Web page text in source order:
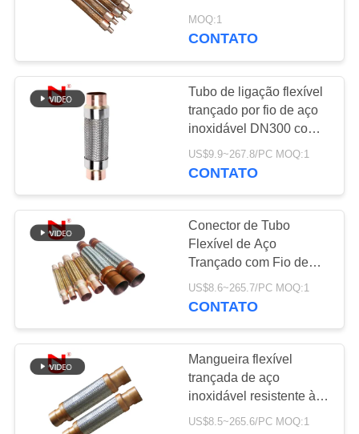
do metal
Junção de
expansão de
borracha reduzida
34
Junções de
expansão de PTFE
de alta pressão e
absorção de vibrações
MOQ:1
CONTATO
Tubo de ligação flexível
trançado por fio de aço
inoxidável DN300 com
garantia de 18 meses
Tubo de trançado
US$9.9~267.8/PC MOQ:1
CONTATO
Conector de Tubo
Flexível de Aço
Trançado com Fio de
Aço Inoxidável
DN8~DN400 Mangueira
US$8.6~265.7/PC MOQ:1
CONTATO
Mangueira flexível
trançada de aço
inoxidável resistente à
corrosão com
US$8.5~265.6/PC MOQ:1